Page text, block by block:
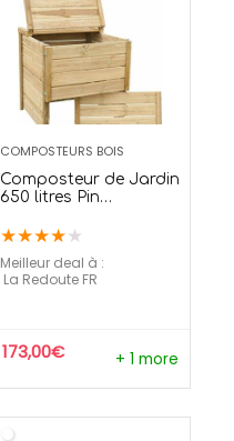
COMPOSTEURS BOIS
Composteur de Jardin
650 litres Pin
★★★★★
Meilleur deal à :
La Redoute FR
173,00€ + 1 more